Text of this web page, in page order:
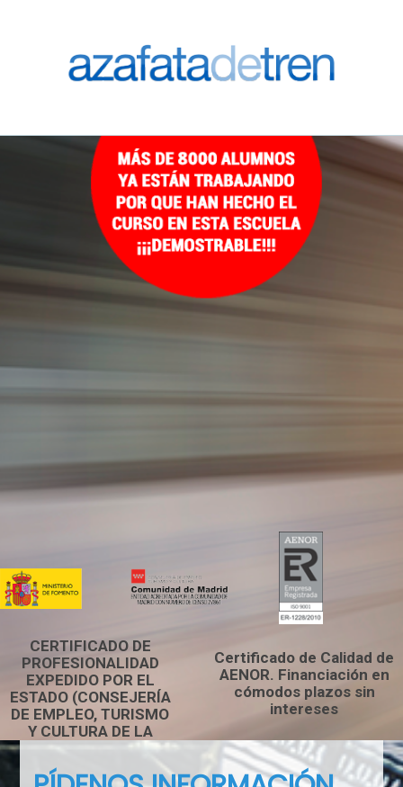
CERTIFICADO DE
PROFESIONALIDAD
EXPEDIDO POR EL
ESTADO (CONSEJERÍA
DE EMPLEO, TURISMO
Y CULTURA DE LA
COMUNIDAD DE
MADRID) VÁLIDO PARA
TODOS LOS TRENES Y
Certificado de Calidad de
AENOR. Financiación en
cómodos plazos sin
intereses